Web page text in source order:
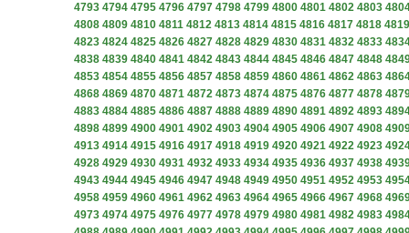
4793 4794 4795 4796 4797 4798 4799 4800 4801 4802 4803
4808 4809 4810 4811 4812 4813 4814 4815 4816 4817 4818 4819
4823 4824 4825 4826 4827 4828 4829 4830 4831 4832 4833
4838 4839 4840 4841 4842 4843 4844 4845 4846 4847 4848
4853 4854 4855 4856 4857 4858 4859 4860 4861 4862 4863
4868 4869 4870 4871 4872 4873 4874 4875 4876 4877 4878
4883 4884 4885 4886 4887 4888 4889 4890 4891 4892 4893
4898 4899 4900 4901 4902 4903 4904 4905 4906 4907 4908
4913 4914 4915 4916 4917 4918 4919 4920 4921 4922 4923
4928 4929 4930 4931 4932 4933 4934 4935 4936 4937 4938
4943 4944 4945 4946 4947 4948 4949 4950 4951 4952 4953
4958 4959 4960 4961 4962 4963 4964 4965 4966 4967 4968
4973 4974 4975 4976 4977 4978 4979 4980 4981 4982 4983